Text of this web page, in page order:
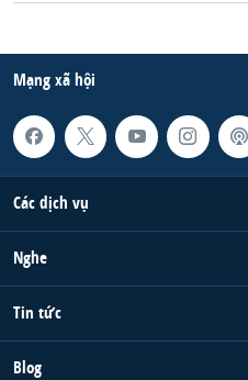
Mạng xã hội
Các dịch vụ
Nghe
Tin tức
Blog